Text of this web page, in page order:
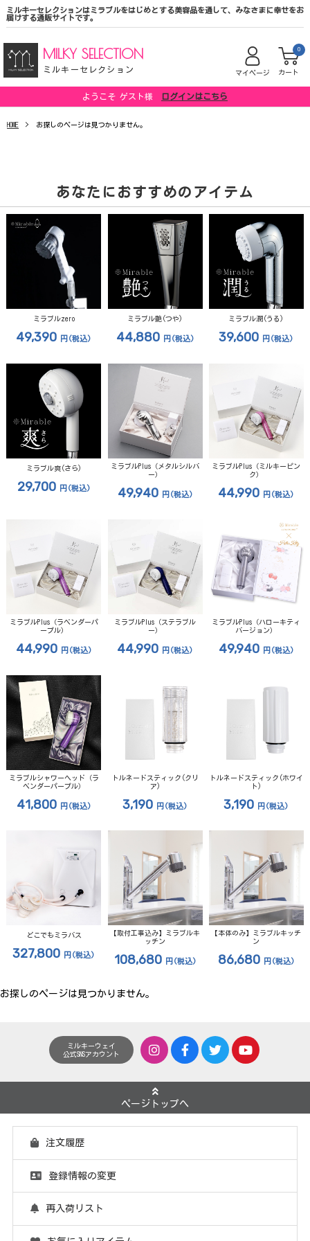
ミルキーセレクションはミラブルをはじめとする美容品を通して、みなさまに幸せをお
届けする通販サイトです。
MILKY SELECTION
ミルキーセレクション マイページ カート
0
ようこそ ゲスト様 ログインはこちら
HOME お探しのページは見つかりません。
あなたにおすすめのアイテム
ミラブルzero
49,390 円 (税込)
ミラブル艶(つや)
44,880円 (税込)
ミラブル潤(うる)
39,600 円 (税込)
ミラブル爽(さら)
29,700円 (税込)
ミラブルPlus（メタルシルバ
ー）
49,940円 (税込)
ミラブルPlus（ミルキーピン
ク）
44,990 円 (税込)
ミラブルPlus（ラベンダーパ
ープル）
44,990円 (税込)
ミラブルPlus（ステラブル
ー）
44,990 円 (税込)
ミラブルPlus（ハローキティ
バージョン）
49,940円 (税込)
ミラブルシャワーヘッド（ラ
ベンダーパープル）
41,800円 (税込)
トルネードスティック(クリ
ア)
3,190 円 (税込)
トルネードスティック(ホワイ
ト)
3,190 円 (税込)
どこでもミラバス
327,800 円 (税込)
【取付工事込み】ミラブルキ
ッチン
108,680円 (税込)
【本体のみ】ミラブルキッチ
ン
86,680円 (税込)
お探しのページは見つかりません。
ミルキーウェイ
公式SNSアカウント
ページトップへ
注文履歴
登録情報の変更
再入荷リスト